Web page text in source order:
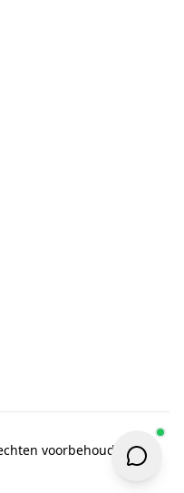
voorbehouden.